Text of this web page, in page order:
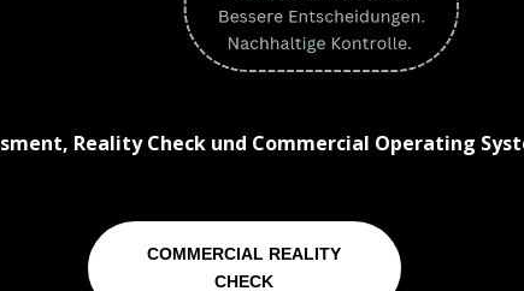
Reality Check und Commercial Operating
COMMERCIAL REALITY
CHECK